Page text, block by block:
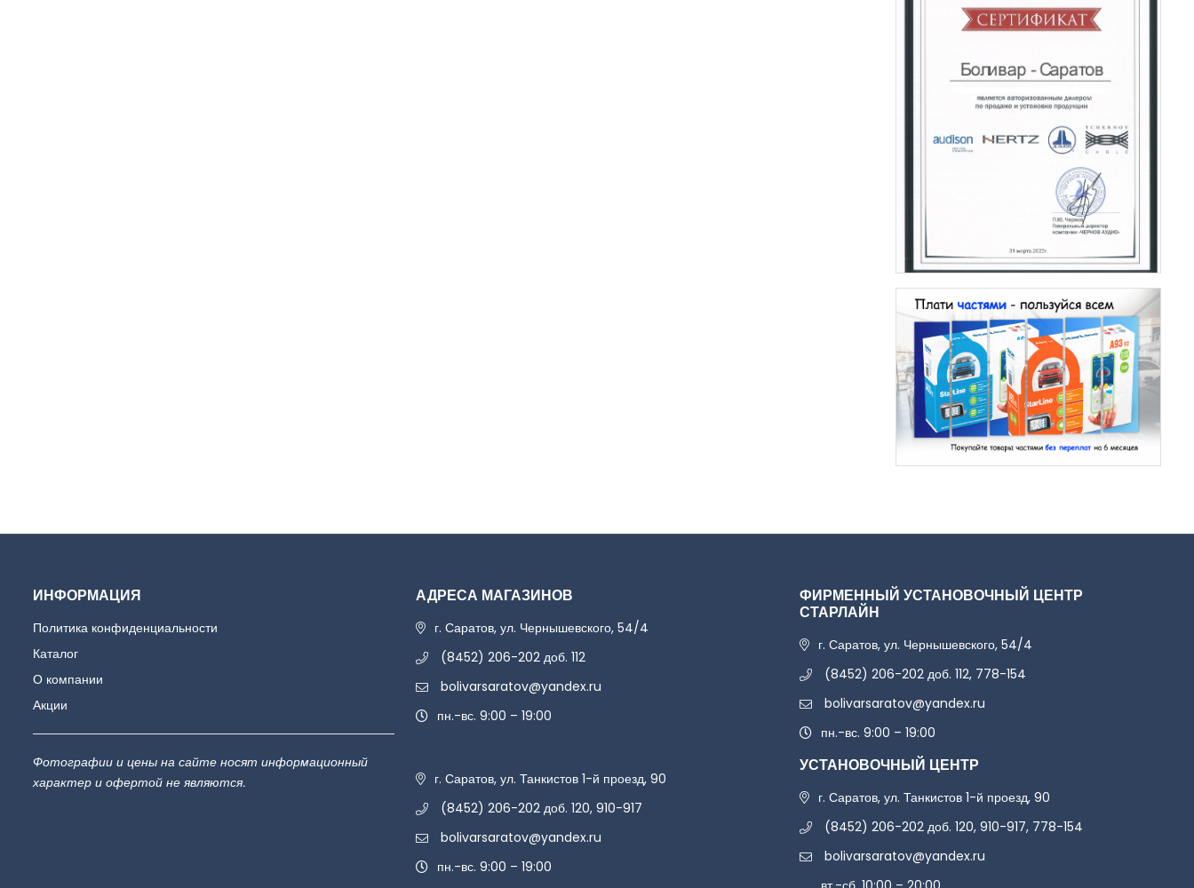
ИНФОРМАЦИЯ
Политика конфиденциальности
Каталог
О компании
Акции
Фотографии и цены на сайте носят информационный
характер и офертой не являются.
АДРЕСА МАГАЗИНОВ
г. Саратов, ул. Чернышевского, 54/4
(8452) 206-202 доб. 112
bolivarsaratov@yandex.ru
пн.-вс. 9:00 – 19:00
г. Саратов, ул. Танкистов 1-й проезд, 90
(8452) 206-202 доб. 120, 910-917
bolivarsaratov@yandex.ru
пн.-вс. 9:00 – 19:00
ФИРМЕННЫЙ УСТАНОВОЧНЫЙ ЦЕНТР
СТАРЛАЙН
г. Саратов, ул. Чернышевского, 54/4
(8452) 206-202 доб. 112, 778-154
bolivarsaratov@yandex.ru
пн.-вс. 9:00 – 19:00
УСТАНОВОЧНЫЙ ЦЕНТР
г. Саратов, ул. Танкистов 1-й проезд, 90
(8452) 206-202 доб. 120, 910-917, 778-154
bolivarsaratov@yandex.ru